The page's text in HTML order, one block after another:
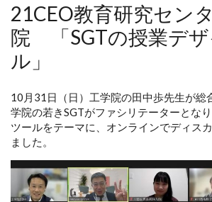
21CEO教育研究セン
院 「SGTの授業デ
ル」
10月31日（日）工学院の田中歩先生が総
学院の若きSGTがファシリテーターとな
ツールをテーマに、オンラインでディス
ました。